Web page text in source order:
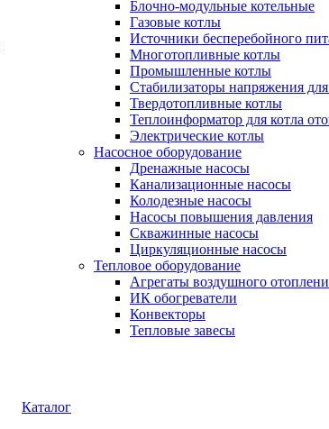
Блочно-модульные котельные
Газовые котлы
Источники бесперебойного
Многотопливные котлы
Промышленные котлы
Стабилизаторы напряжения для
Твердотопливные котлы
Теплоинформатор для котла
Электрические котлы
Насосное оборудование
Дренажные насосы
Канализационные насосы
Колодезные насосы
Насосы повышения давления
Скважинные насосы
Циркуляционные насосы
Тепловое оборудование
Агрегаты воздушного
ИК обогреватели
Конвекторы
Тепловые завесы
Каталог